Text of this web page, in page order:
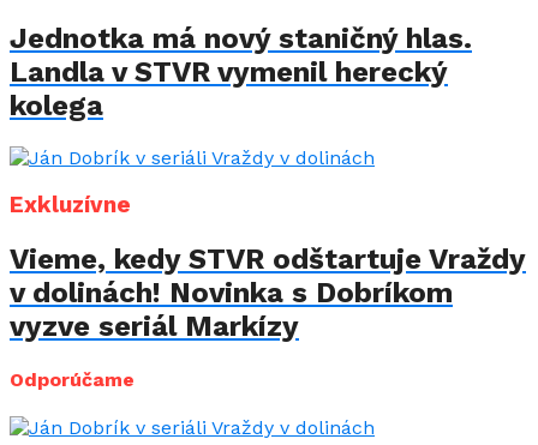
Jednotka má nový staničný hlas.
Landla v STVR vymenil herecký
kolega
Exkluzívne
Vieme, kedy STVR odštartuje Vraždy
v dolinách! Novinka s Dobríkom
vyzve seriál Markízy
Odporúčame